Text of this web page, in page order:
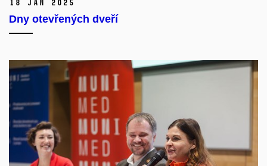
18 Jan 2025
Dny otevřených dveří